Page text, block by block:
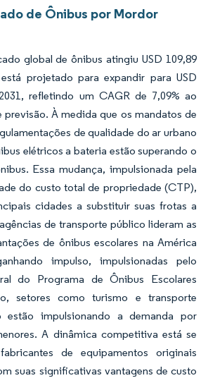
de Ônibus por Mordor
global de ônibus atingiu USD 109,89
projetado para expandir para USD
refletindo um CAGR de 7,09% ao
À medida que os mandatos de
de qualidade do ar urbano
elétricos a bateria estão superando o
Essa mudança, impulsionada pela
do custo total de propriedade (CTP),
cidades a substituir suas frotas a
de transporte público lideram as
de ônibus escolares na América
impulso, impulsionadas pelo
do Programa de Ônibus Escolares
setores como turismo e transporte
estão impulsionando a demanda por
A dinâmica competitiva está se
de equipamentos originais
suas significativas vantagens de custo